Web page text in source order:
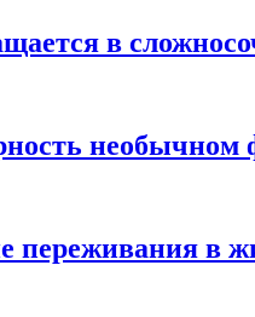
в
необычном
переживания в